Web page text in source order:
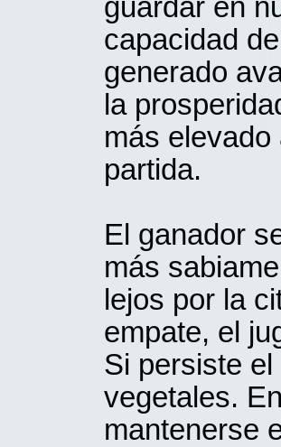
guardar en
capacidad
generado
la
más
partida.
El ganador
más
lejos por la
empate, el
Si persiste
vegetales.
mantenerse